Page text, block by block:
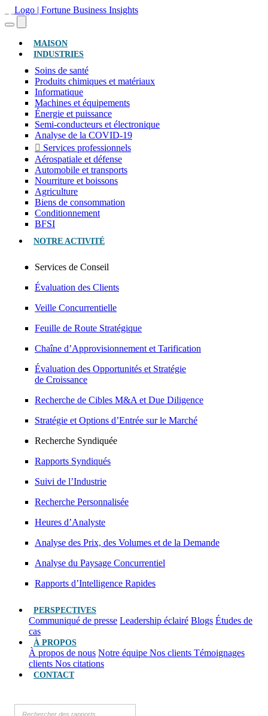
MAISON(ACTUEL)
INDUSTRIES
Soins de santé
Produits chimiques et matériaux
Informatique
Machines et équipements
Énergie et puissance
Semi-conducteurs et électronique
Analyse de la COVID-19
Services professionnels
Aérospatiale et défense
Automobile et transports
Nourriture et boissons
Agriculture
Biens de consommation
Conditionnement
BFSI
NOTRE ACTIVITÉ
Services de Conseil
Évaluation des Clients
Veille Concurrentielle
Feuille de Route Stratégique
Chaîne d’Approvisionnement et Tarification
Évaluation des Opportunités et Stratégie
de Croissance
Recherche de Cibles M&A et Due Diligence
Stratégie et Options d’Entrée sur le Marché
Recherche Syndiquée
Rapports Syndiqués
Suivi de l’Industrie
Recherche Personnalisée
Heures d’Analyste
Analyse des Prix, des Volumes et de la Demande
Analyse du Paysage Concurrentiel
Rapports d’Intelligence Rapides
PERSPECTIVES
Communiqué de presse Leadership éclairé Blogs Études de
cas
À PROPOS
À propos de nous Notre équipe Nos clients Témoignages
clients Nos citations
CONTACT